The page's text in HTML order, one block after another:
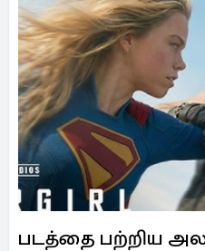
படத்தை பற்றிய